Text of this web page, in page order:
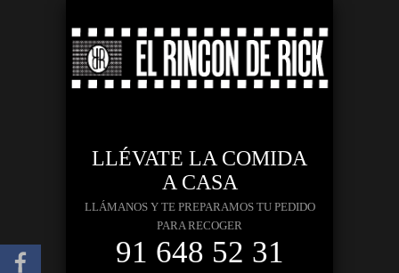
LLÉVATE LA COMIDA
A CASA
LLÁMANOS Y TE PREPARAMOS TU PEDIDO
PARA RECOGER
91 648 52 31